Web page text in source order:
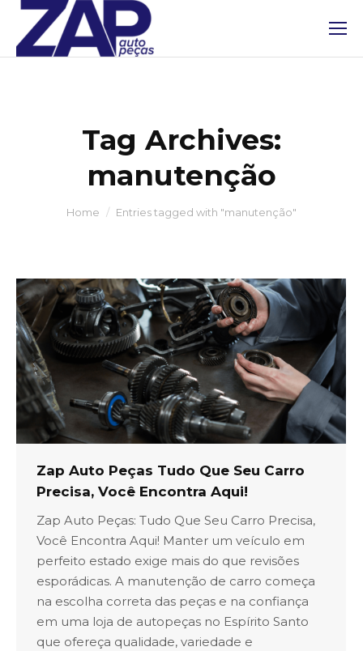
Tag Archives:
manutenção
You are here:
Home Entries tagged with "manutenção"
Zap Auto Peças Tudo Que Seu Carro
Precisa, Você Encontra Aqui!
Zap Auto Peças: Tudo Que Seu Carro Precisa,
Você Encontra Aqui! Manter um veículo em
perfeito estado exige mais do que revisões
esporádicas. A manutenção de carro começa
na escolha correta das peças e na confiança
em uma loja de autopeças no Espírito Santo
que ofereça qualidade, variedade e